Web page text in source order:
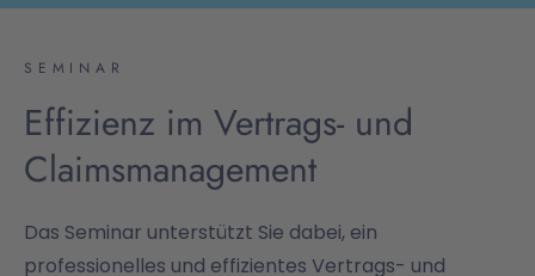
SEMINAR
Effizienz im Vertrags- und
Claimsmanagement
Das Seminar unterstützt Sie dabei, ein
professionelles und effizientes Vertrags- und